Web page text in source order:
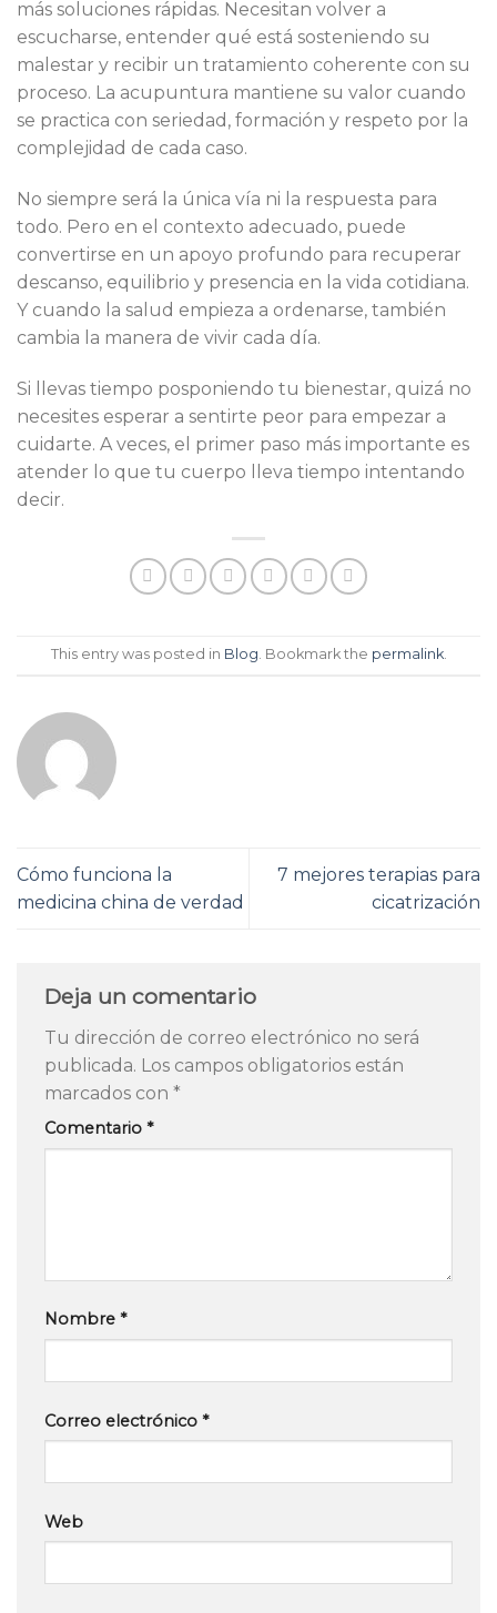
más soluciones rápidas. Necesitan volver a
escucharse, entender qué está sosteniendo su
malestar y recibir un tratamiento coherente con su
proceso. La acupuntura mantiene su valor cuando
se practica con seriedad, formación y respeto por la
complejidad de cada caso.
No siempre será la única vía ni la respuesta para
todo. Pero en el contexto adecuado, puede
convertirse en un apoyo profundo para recuperar
descanso, equilibrio y presencia en la vida cotidiana.
Y cuando la salud empieza a ordenarse, también
cambia la manera de vivir cada día.
Si llevas tiempo posponiendo tu bienestar, quizá no
necesites esperar a sentirte peor para empezar a
cuidarte. A veces, el primer paso más importante es
atender lo que tu cuerpo lleva tiempo intentando
decir.
This entry was posted in Blog. Bookmark the permalink.
Cómo funciona la
medicina china de verdad
7 mejores terapias para
cicatrización
Deja un comentario
Tu dirección de correo electrónico no será
publicada. Los campos obligatorios están
marcados con *
Comentario *
Nombre *
Correo electrónico *
Web